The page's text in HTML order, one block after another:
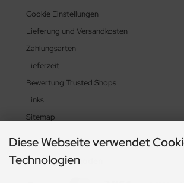
Cookie Einstellungen
Lieferung und Versandkosten
Zahlungsarten
Lieferzeit
Bewertung Trusted Shops
Links
Sitemap
Zahlungsmethoden
Diese Webseite verwendet
Technologien